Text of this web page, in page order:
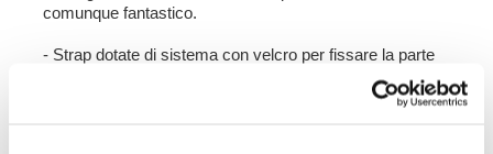
comunque fantastico.
- Strap dotate di sistema con velcro per fissare la parte